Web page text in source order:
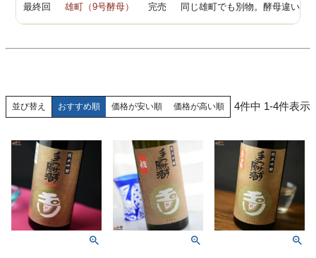
最終回 雄町（9号酵母） 完売 同じ雄町でも別物。酵母違いで
並び替え おすすめ順 価格が安い順 価格が高い順 4件中 1-4件表示